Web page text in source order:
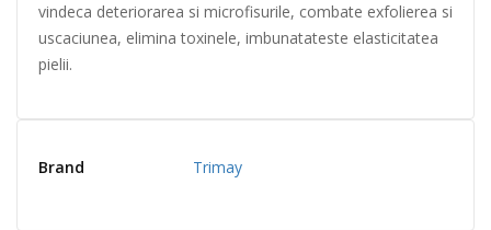
vindeca deteriorarea si microfisurile, combate exfolierea si
uscaciunea, elimina toxinele, imbunatateste elasticitatea
pielii.
Brand Trimay